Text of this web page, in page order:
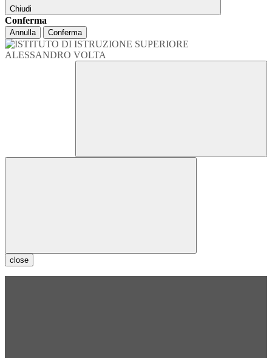
Chiudi
Conferma
Annulla Conferma
close